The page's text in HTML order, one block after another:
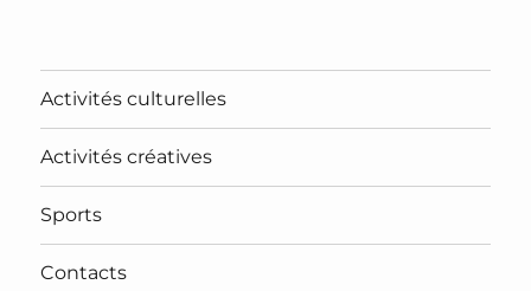
Activités culturelles
Activités créatives
Sports
Contacts